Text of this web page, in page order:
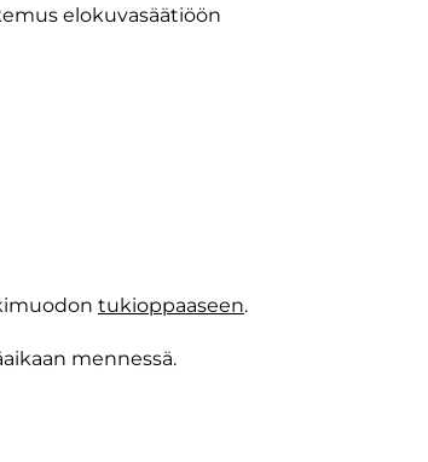
elokuvasäätiöön
tukioppaaseen.
mennessä.